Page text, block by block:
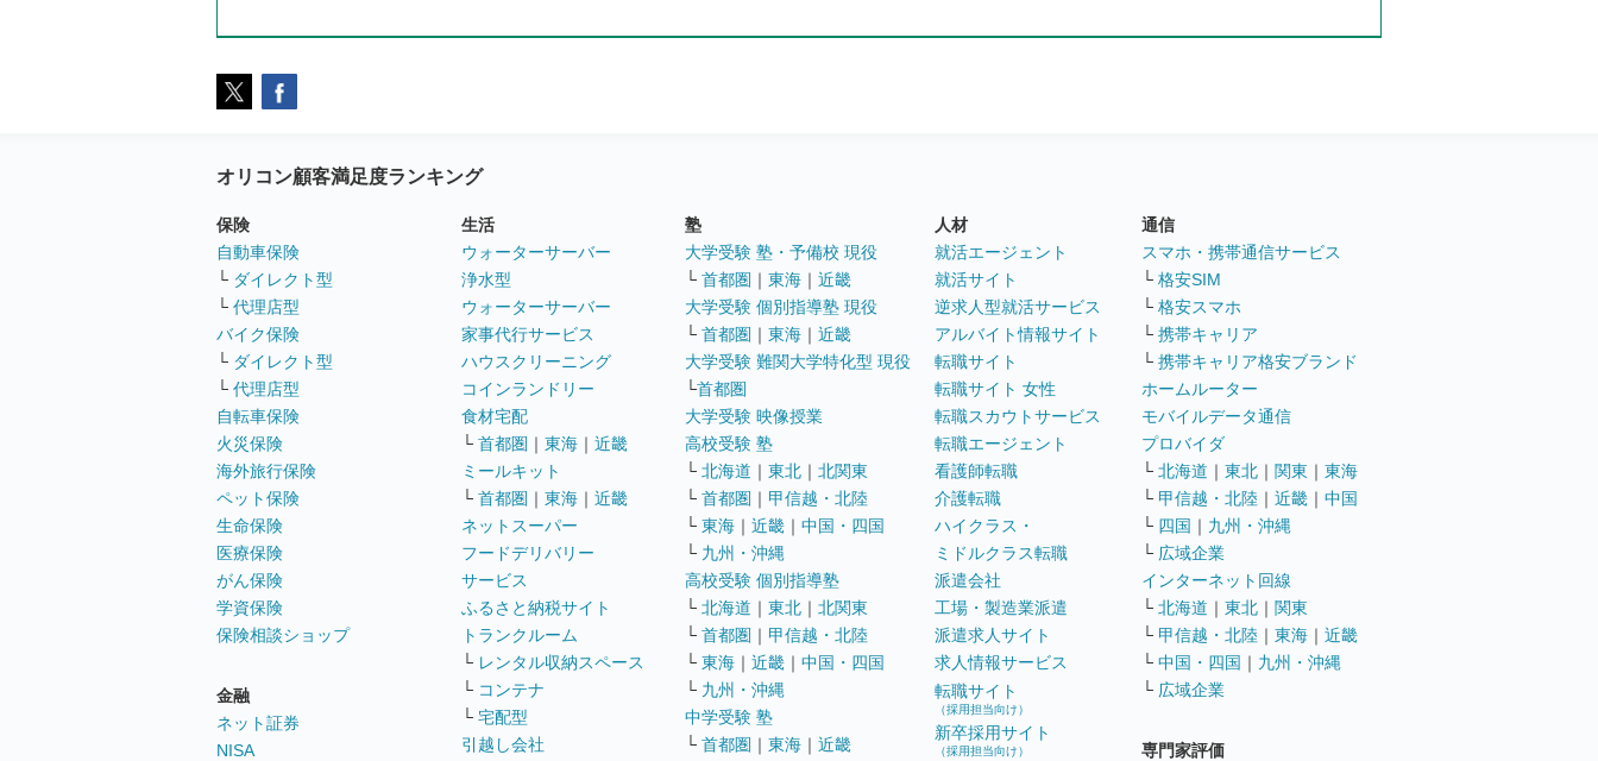
オリコン顧客満足度ランキング
保険
自動車保険
└ ダイレクト型
└ 代理店型
バイク保険
└ ダイレクト型
└ 代理店型
自転車保険
火災保険
海外旅行保険
ペット保険
生命保険
医療保険
がん保険
学資保険
保険相談ショップ
金融
ネット証券
NISA
生活
ウォーターサーバー
浄水型
ウォーターサーバー
家事代行サービス
ハウスクリーニング
コインランドリー
食材宅配
└ 首都圏 ｜ 東海 ｜ 近畿
ミールキット
└ 首都圏 ｜ 東海 ｜ 近畿
ネットスーパー
フードデリバリー
サービス
ふるさと納税サイト
トランクルーム
└ レンタル収納スペース
└ コンテナ
└ 宅配型
引越し会社
塾
大学受験 塾・予備校 現役
└ 首都圏 ｜ 東海 ｜ 近畿
大学受験 個別指導塾 現役
└ 首都圏 ｜ 東海 ｜ 近畿
大学受験 難関大学特化型 現役
└首都圏
大学受験 映像授業
高校受験 塾
└ 北海道 ｜ 東北 ｜ 北関東
└ 首都圏 ｜ 甲信越・北陸
└ 東海 ｜ 近畿 ｜ 中国・四国
└ 九州・沖縄
高校受験 個別指導塾
└ 北海道 ｜ 東北 ｜ 北関東
└ 首都圏 ｜ 甲信越・北陸
└ 東海 ｜ 近畿 ｜ 中国・四国
└ 九州・沖縄
中学受験 塾
└ 首都圏 ｜ 東海 ｜ 近畿
人材
就活エージェント
就活サイト
逆求人型就活サービス
アルバイト情報サイト
転職サイト
転職サイト 女性
転職スカウトサービス
転職エージェント
看護師転職
介護転職
ハイクラス・
ミドルクラス転職
派遣会社
工場・製造業派遣
派遣求人サイト
求人情報サービス
転職サイト
（採用担当向け）
新卒採用サイト
（採用担当向け）
通信
スマホ・携帯通信サービス
└ 格安SIM
└ 格安スマホ
└ 携帯キャリア
└ 携帯キャリア格安ブランド
ホームルーター
モバイルデータ通信
プロバイダ
└ 北海道 ｜ 東北 ｜ 関東 ｜ 東海
└ 甲信越・北陸 ｜ 近畿 ｜ 中国
└ 四国 ｜ 九州・沖縄
└ 広域企業
インターネット回線
└ 北海道 ｜ 東北 ｜ 関東
└ 甲信越・北陸 ｜ 東海 ｜ 近畿
└ 中国・四国 ｜ 九州・沖縄
└ 広域企業
専門家評価